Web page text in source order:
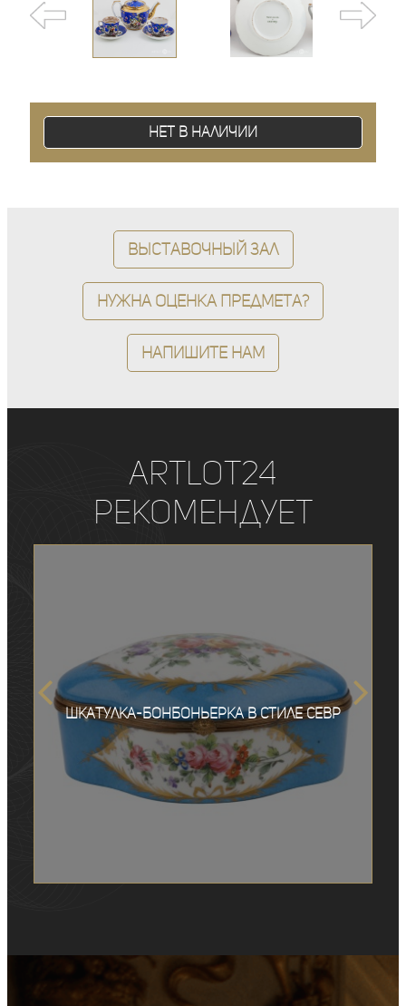
Нет в наличии
Выставочный зал
Нужна оценка предмета?
Напишите нам
ArtLot24
рекомендует
Шкатулка-бонбоньерка в стиле Севр